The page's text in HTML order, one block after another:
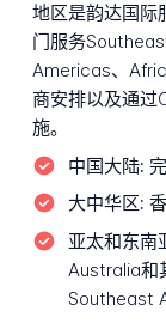
地区是韵达国际
门服务
Americas、
商安排以及通
施。
中国大陆:
大中华区:
亚太和东南
Australia和
Southeast